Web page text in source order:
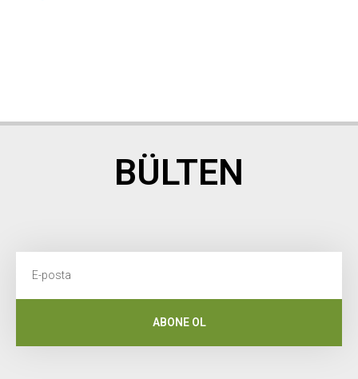
BÜLTEN
ABONE OL